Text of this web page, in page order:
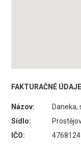
FAKTURAČNÉ ÚDAJE
Názov:
Daneka,
Sídlo:
IČO: